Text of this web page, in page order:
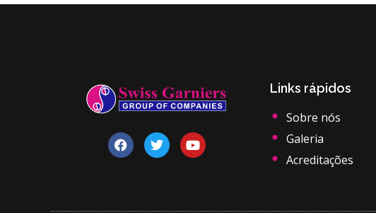
Links rápidos
Sobre nós
Galeria
Acreditações